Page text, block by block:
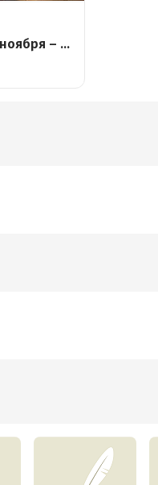
– 1